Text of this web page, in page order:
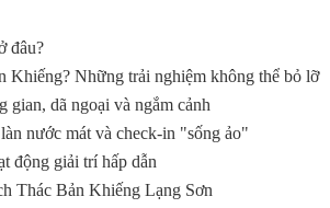
đâu?
Khiếng? Những trải nghiệm không thể bỏ lỡ
gian, dã ngoại và ngắm cảnh
nước mát và check-in "sống ảo"
động giải trí hấp dẫn
Thác Bản Khiếng Lạng Sơn